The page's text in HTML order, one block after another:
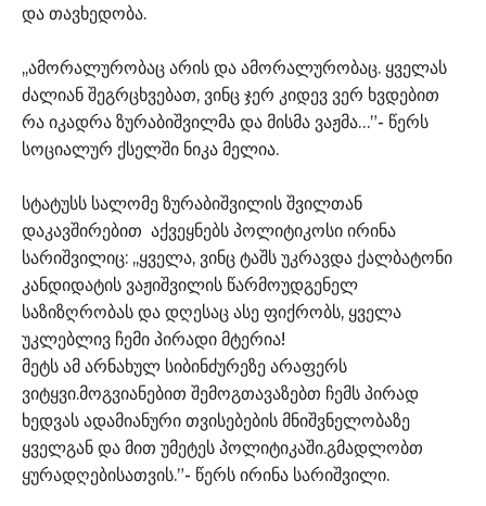
და თავხედობა.
,,ამორალურობაც არის და ამორალურობაც. ყველას
ძალიან შეგრცხვებათ, ვინც ჯერ კიდევ ვერ ხვდებით
რა იკადრა ზურაბიშვილმა და მისმა ვაჟმა…”- წერს
სოციალურ ქსელში ნიკა მელია.
სტატუსს სალომე ზურაბიშვილის შვილთან
დაკავშირებით აქვეყნებს პოლიტიკოსი ირინა
სარიშვილიც: ,,ყველა, ვინც ტაშს უკრავდა ქალბატონი
კანდიდატის ვაჟიშვილის წარმოუდგენელ
საზიზღრობას და დღესაც ასე ფიქრობს, ყველა
უკლებლივ ჩემი პირადი მტერია!
მეტს ამ არნახულ სიბინძურეზე არაფერს
ვიტყვი.მოგვიანებით შემოგთავაზებთ ჩემს პირად
ხედვას ადამიანური თვისებების მნიშვნელობაზე
ყველგან და მით უმეტეს პოლიტიკაში.გმადლობთ
ყურადღებისათვის.”- წერს ირინა სარიშვილი.